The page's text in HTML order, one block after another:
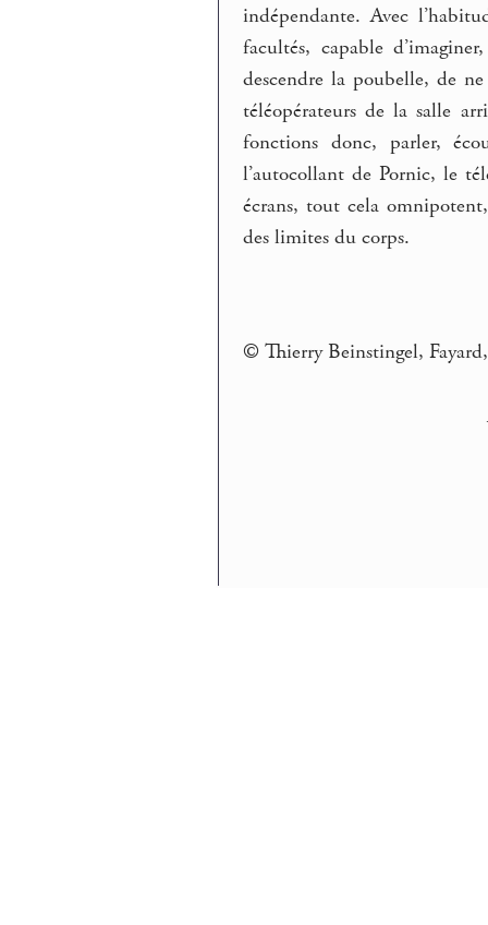
indépendante. Avec
facultés, capable
descendre la poubelle, de
téléopérateurs de la salle
fonctions donc, parler,
l’autocollant de Pornic, le
écrans, tout cela
des limites du corps.
© Thierry Beinstingel,